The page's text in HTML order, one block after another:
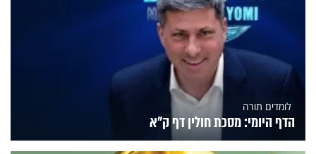
לומדים תורה
הדף היומי: מסכת חולין דף ק"א